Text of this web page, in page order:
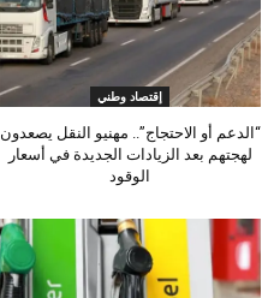
إقتصاد وطني
“الدعم أو الاحتجاج”.. مهنيو النقل يصعدون
لهجتهم بعد الزيادات الجديدة في أسعار
الوقود